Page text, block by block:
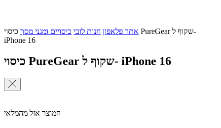
אתר פלאפון חנות לובי כיסויים ומגני מסך כיסוי PureGear שקוף ל-
iPhone 16
כיסוי PureGear שקוף ל- iPhone 16
המוצר אזל מהמלאי